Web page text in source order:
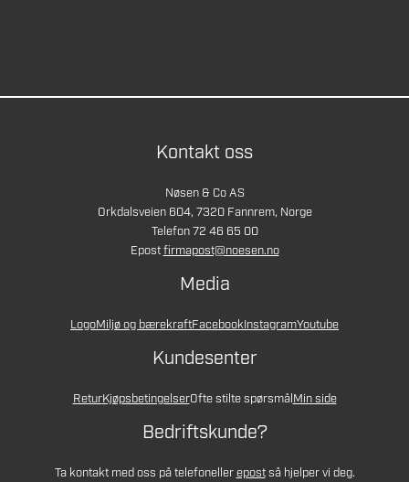
Kontakt oss
Nøsen & Co AS
Orkdalsveien 604, 7320 Fannrem, Norge
Telefon 72 46 65 00
Epostfirmapost@noesen.no
Media
LogoMiljø og bærekraftFacebookInstagramYoutube
Kundesenter
ReturKjøpsbetingelserOfte stilte spørsmålMin side
Bedriftskunde?
Ta kontakt med oss på telefonellerepostså hjelper vi deg.